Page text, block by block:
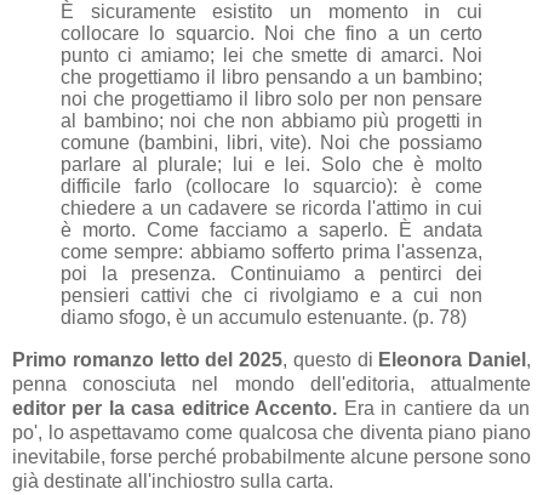
È sicuramente esistito un momento in cui
collocare lo squarcio. Noi che fino a un certo
punto ci amiamo; lei che smette di amarci. Noi
che progettiamo il libro pensando a un bambino;
noi che progettiamo il libro solo per non pensare
al bambino; noi che non abbiamo più progetti in
comune (bambini, libri, vite). Noi che possiamo
parlare al plurale; lui e lei. Solo che è molto
difficile farlo (collocare lo squarcio): è come
chiedere a un cadavere se ricorda l'attimo in cui
è morto. Come facciamo a saperlo.
È andata
come sempre: abbiamo sofferto prima l'assenza,
poi la presenza. Continuiamo a pentirci dei
pensieri cattivi che ci rivolgiamo e a cui non
diamo sfogo, è un accumulo estenuante. (p. 78)
Primo romanzo letto del 2025, questo di Eleonora Daniel ,
penna conosciuta nel mondo dell'editoria, attualmente
editor per la casa editrice Accento. Era in cantiere da un
po', lo aspettavamo come qualcosa che diventa piano piano
inevitabile, forse perché probabilmente alcune persone sono
già destinate all'inchiostro sulla carta.